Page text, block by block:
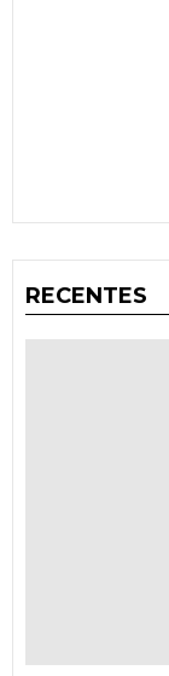
RECENTES